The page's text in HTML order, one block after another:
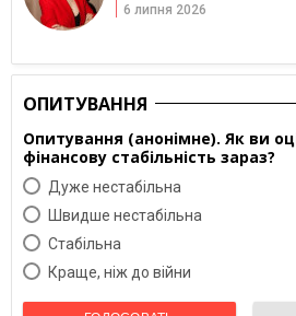
6 липня 2026
ОПИТУВАННЯ
Опитування (анонімне). Як ви
фінансову стабільність зараз?
Дуже нестабільна
Швидше нестабільна
Cтабільна
Краще, ніж до війни